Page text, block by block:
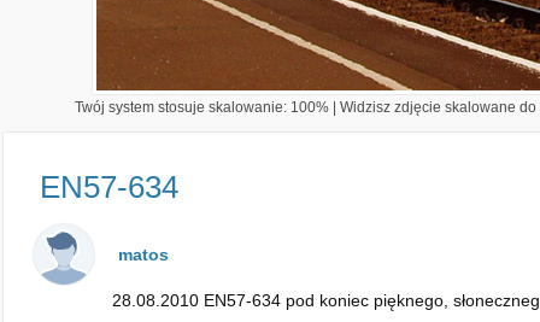
Twój system stosuje skalowanie: 100% | Widzisz zdjęcie skalowane
EN57-634
matos
28.08.2010 EN57-634 pod koniec pięknego,